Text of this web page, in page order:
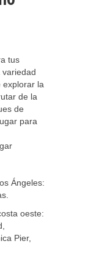
tus
explorar la
de la
de
para
Ángeles:
oeste:
Pier,